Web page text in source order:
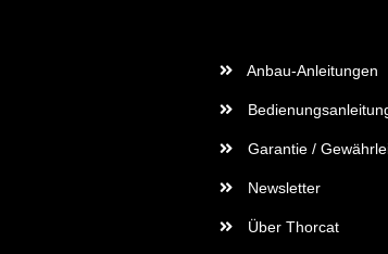
Anbau-Anleitungen
Garantie /
Newsletter
Über Thorcat